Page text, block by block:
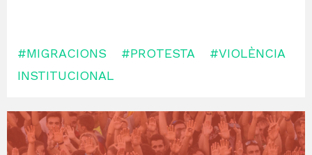
#MIGRACIONS #PROTESTA
#VIOLÈNCIA
INSTITUCIONAL